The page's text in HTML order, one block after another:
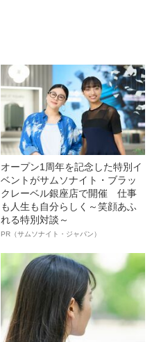
オープン1周年を記念した特別イ
ベントがサムソナイト・ブラッ
クレーベル銀座店で開催 仕事
も人生も自分らしく～笑顔あふ
れる特別対談～
PR（サムソナイト・ジャパン）